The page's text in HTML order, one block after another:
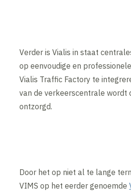
Verder is Vialis in staat
op eenvoudige en
Vialis Traffic Factory te
van de verkeerscentrale wordt
ontzorgd.
Door het op niet al te lange
VIMS op het eerder genoemde